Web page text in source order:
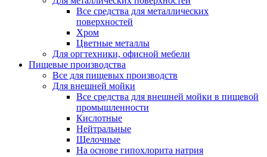
Все средства для металлических
поверхностей
Хром
Цветные металлы
Для оргтехники, офисной мебели
Пищевые производства
Все для пищевых производств
Для внешней мойки
Все средства для внешней мойки в пищевой
промышленности
Кислотные
Нейтральные
Щелочные
На основе гипохлорита натрия